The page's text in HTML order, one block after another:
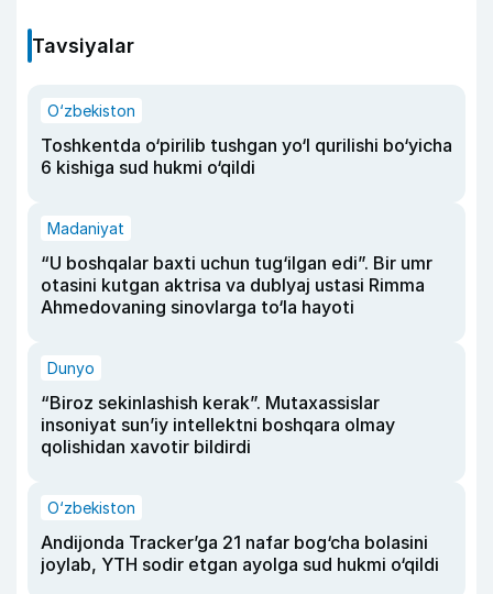
Tavsiyalar
O‘zbekiston
Toshkentda o‘pirilib tushgan yo‘l qurilishi bo‘yicha
6 kishiga sud hukmi o‘qildi
Madaniyat
“U boshqalar baxti uchun tug‘ilgan edi”. Bir umr
otasini kutgan aktrisa va dublyaj ustasi Rimma
Ahmedovaning sinovlarga to‘la hayoti
Dunyo
“Biroz sekinlashish kerak”. Mutaxassislar
insoniyat sun’iy intellektni boshqara olmay
qolishidan xavotir bildirdi
O‘zbekiston
Andijonda Tracker’ga 21 nafar bog‘cha bolasini
joylab, YTH sodir etgan ayolga sud hukmi o‘qildi